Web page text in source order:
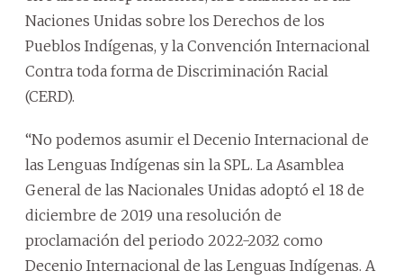
Naciones Unidas sobre los Derechos de los
Pueblos Indígenas, y la Convención Internacional
Contra toda forma de Discriminación Racial
(CERD).
“No podemos asumir el Decenio Internacional de
las Lenguas Indígenas sin la SPL. La Asamblea
General de las Nacionales Unidas adoptó el 18 de
diciembre de 2019 una resolución de
proclamación del periodo 2022-2032 como
Decenio Internacional de las Lenguas Indígenas. A